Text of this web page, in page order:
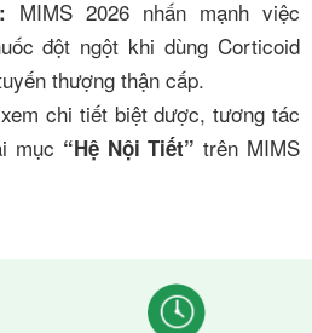
MIMS 2026 nhấn mạnh việc
đột ngột khi dùng Corticoid
thượng thận cấp.
chi tiết biệt dược, tương tác
mục “Hệ Nội Tiết” trên MIMS